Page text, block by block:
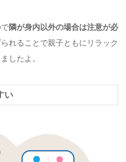
隣が身内以外の場合は注意が必
れることで親子ともにリラック
したよ。
い